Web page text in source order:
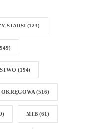
STARSI (123)
(194)
OKRĘGOWA (516)
MTB (61)